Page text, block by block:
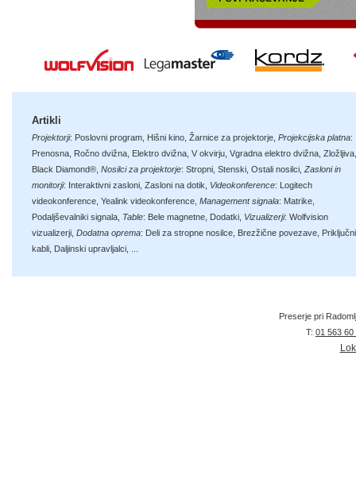
Artikli
Projektorji: Poslovni program Hišni kino Žarnice za projektorje Projekcijska platna:
Prenosna Ročno dvižna Elektro dvižna V okvirju Vgradna elektro dvižna Zložljiva
Black Diamond® Nosilci za projektorje: Stropni Stenski Ostali nosilci Zasloni in
monitorji: Interaktivni zasloni Zasloni na dotik Videokonference: Logitech
videokonference Yealink videokonference Management signala: Matrike
Podaljševalniki signala Table: Bele magnetne Dodatki Vizualizerji: Wolfvision
vizualizerji Dodatna oprema: Deli za stropne nosilce Brezžične povezave Priključni
kabli Daljinski upravljalci
Preserje pri
T: 01 563 60